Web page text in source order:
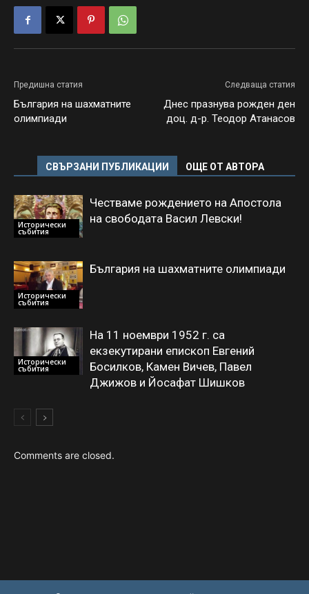
Предишна статия
България на шахматните
олимпиади
Следваща статия
Днес празнува рожден ден
доц. д-р. Теодор Атанасов
СВЪРЗАНИ ПУБЛИКАЦИИ ОЩЕ ОТ АВТОРА
Исторически
събития
Честваме рождението на Апостола
на свободата Васил Левски!
Исторически
събития
България на шахматните олимпиади
Исторически
събития
На 11 ноември 1952 г. са
екзекутирани епископ Евгений
Босилков, Камен Вичев, Павел
Джижов и Йосафат Шишков
Comments are closed.